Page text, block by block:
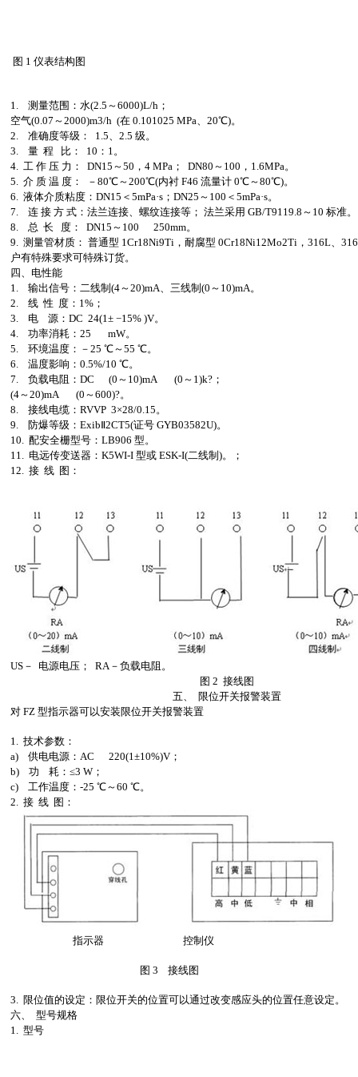
图 1 仪表结构图
1. 测量范围：水(2.5～6000)L/h；
空气(0.07～2000)m3/h (在 0.101025 MPa、20℃)。
2. 准确度等级： 1.5、2.5 级。
3. 量 程 比： 10：1。
4. 工 作 压 力： DN15～50，4 MPa； DN80～100，1.6MPa。
5. 介 质 温 度： －80℃～200℃(内衬 F46 流量计 0℃～80℃)。
6. 液体介质粘度：DN15＜5mPa·s；DN25～100＜5mPa·s。
7. 连 接 方 式：法兰连接、螺纹连接等； 法兰采用 GB/T9119.8～10 标准。
8. 总 长 度： DN15～100 250mm。
9. 测量管材质： 普通型 1Cr18Ni9Ti，耐腐型 0Cr18Ni12Mo2Ti，316L、
户有特殊要求可特殊订货。
四、电性能
1. 输出信号：二线制(4～20)mA、三线制(0～10)mA。
2. 线 性 度：1%；
3. 电 源：DC 24(1± −15% )V。
4. 功率消耗：25 mW。
5. 环境温度：－25 ℃～55 ℃。
6. 温度影响：0.5%/10 ℃。
7. 负载电阻：DC (0～10)mA (0～1)k?；
(4～20)mA (0～600)?。
8. 接线电缆：RVVP 3×28/0.15。
9. 防爆等级：ExibⅡ2CT5(证号 GYB03582U)。
10. 配安全栅型号：LB906 型。
11. 电远传变送器：K5WI-I 型或 ESK-I(二线制)。；
12. 接 线 图：
US－ 电源电压； RA－负载电阻。
图 2 接线图
五、 限位开关报警装置
对 FZ 型指示器可以安装限位开关报警装置
1. 技术参数：
a) 供电电源：AC 220(1±10%)V；
b) 功 耗：≤3 W；
c) 工作温度：-25 ℃～60 ℃。
2. 接 线 图：
指示器 控制仪
图 3 接线图
3. 限位值的设定：限位开关的位置可以通过改变感应头的位置任意设定。
六、 型号规格
1. 型号